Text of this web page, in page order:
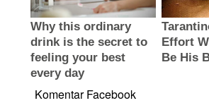
Komentar Facebook